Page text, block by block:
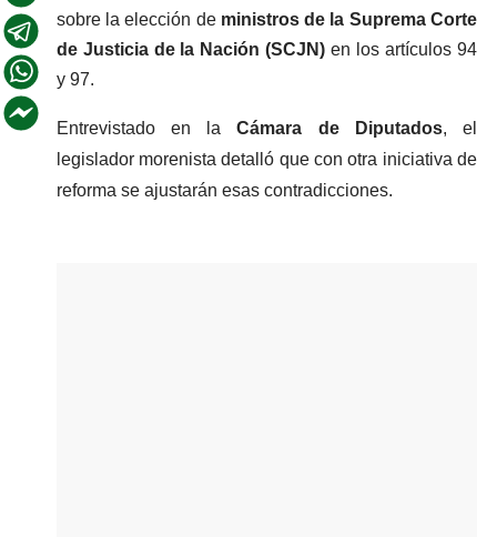
sobre la elección de ministros de la Suprema Corte
de Justicia de la Nación (SCJN) en los artículos 94
y 97.
Entrevistado en la Cámara de Diputados, el
legislador morenista detalló que con otra iniciativa de
reforma se ajustarán esas contradicciones.